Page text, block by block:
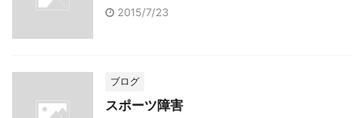
2015/7/23
ブログ
スポーツ障害